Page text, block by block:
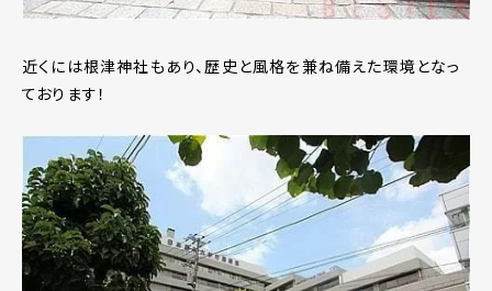
近くには根津神社もあり、歴史と風格を兼ね備えた環境となっ
ております！